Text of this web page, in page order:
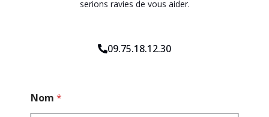
serions ravies de vous aider.
09.75.18.12.30
Nom *